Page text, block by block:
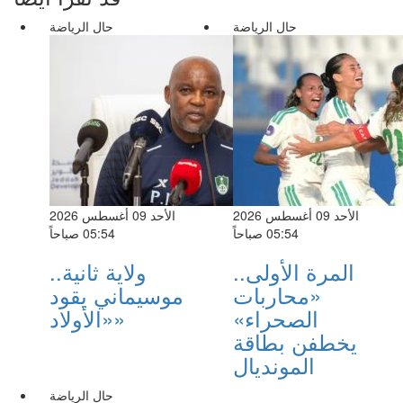
حال الرياضة
الأحد 09 أغسطس 2026
05:54 صباحاً
ولاية ثانية..
موسيماني يقود
«الأولاد»
حال الرياضة
الأحد 09 أغسطس 2026
05:54 صباحاً
المرة الأولى..
«محاربات
الصحراء»
يخطفن بطاقة
المونديال
حال الرياضة